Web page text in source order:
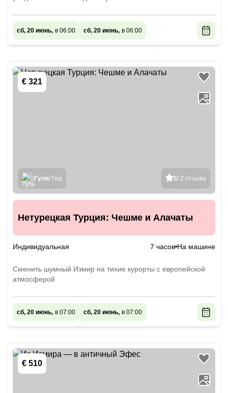
сб, 20 июнь, в 06:00 сб, 20 июнь, в 06:00
€ 321
5/ 2 отзыва
Гуля/ Гид
Нетурецкая Турция: Чешме и Алачаты
Индивидуальная 7 часов На машине
Сменить шумный Измир на тихие курорты с европейской
атмосферой
сб, 20 июнь, в 07:00 сб, 20 июнь, в 07:00
€ 510